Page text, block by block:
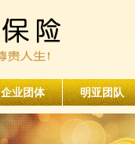
企业团体 明亚团队